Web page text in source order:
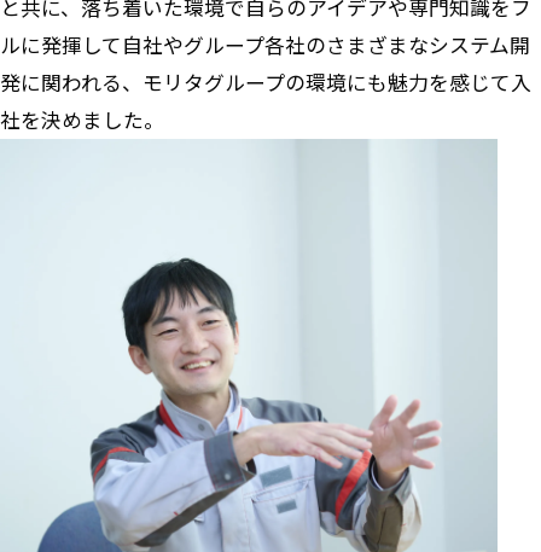
と共に、落ち着いた環境で自らのアイデアや専門知識をフ
ルに発揮して自社やグループ各社のさまざまなシステム開
発に関われる、モリタグループの環境にも魅力を感じて入
社を決めました。